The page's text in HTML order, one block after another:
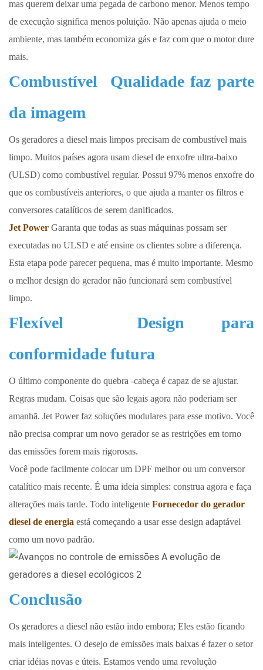
mas querem deixar uma pegada de carbono menor. Menos tempo
de execução significa menos poluição. Não apenas ajuda o meio
ambiente, mas também economiza gás e faz com que o motor dure
mais.
Combustível
Qualidade faz parte
da imagem
Os geradores a diesel mais limpos precisam de combustível mais
limpo. Muitos países agora usam diesel de enxofre ultra-baixo
(ULSD) como combustível regular. Possui 97% menos enxofre do
que os combustíveis anteriores, o que ajuda a manter os filtros e
conversores catalíticos de serem danificados.
Jet Power Garanta que todas as suas máquinas possam ser
executadas no ULSD e até ensine os clientes sobre a diferença.
Esta etapa pode parecer pequena, mas é muito importante. Mesmo
o melhor design do gerador não funcionará sem combustível
limpo.
Flexível
Design para
conformidade futura
O último componente do quebra -cabeça é capaz de se ajustar.
Regras mudam. Coisas que são legais agora não poderiam ser
amanhã. Jet Power faz soluções modulares para esse motivo. Você
não precisa comprar um novo gerador se as restrições em torno
das emissões forem mais rigorosas.
Você pode facilmente colocar um DPF melhor ou um conversor
catalítico mais recente. É uma ideia simples: construa agora e faça
alterações mais tarde. Todo inteligente Fornecedor do gerador
diesel de energia está começando a usar esse design adaptável
como um novo padrão.
Conclusão
Os geradores a diesel não estão indo embora; Eles estão ficando
mais inteligentes. O desejo de emissões mais baixas é fazer o setor
criar idéias novas e úteis. Estamos vendo uma revolução